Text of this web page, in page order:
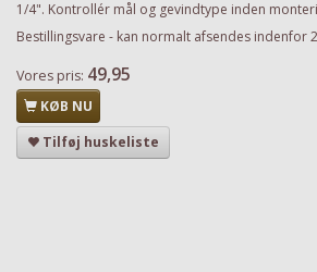
1/4". Kontrollér mål og gevindtype inden
Bestillingsvare - kan normalt afsendes indenfor
Vores pris: 49,95
KØB NU
Tilføj huskeliste